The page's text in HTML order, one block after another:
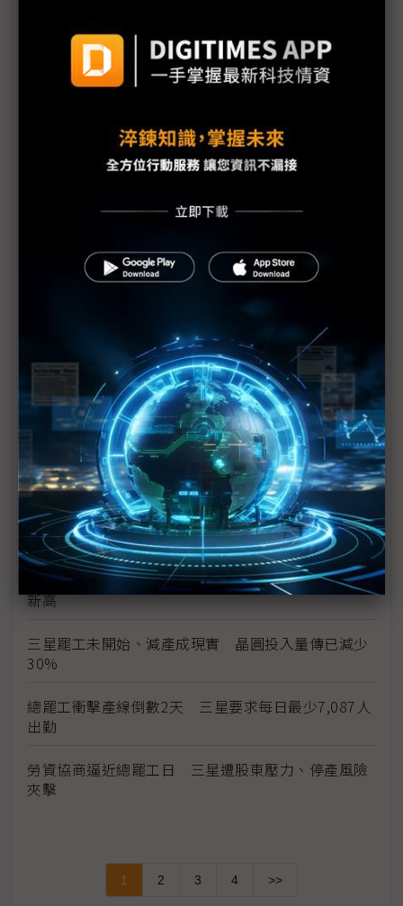
評析：三星罷工危機解除後 高額獎金未能撫平深層
【漫圖秒懂】高分紅還是拚擴產？ 三星、SK海力士
三星工會醞釀「總罷工」反覆拉扯 DRAM、NAND
三星史上頭一遭補償方案協議 半導體員工年終分紅
上看6億韓元
三星勞資僵局最後一刻驚險達成協議 總罷工暫緩執
三星總罷工危機 南韓勞動部長親自出面調解
勞資談判破局 三星工會5月21日展開總罷工
獎金釀罷工前夕 三星1Q26薪資出爐、年增25%創
新高
三星罷工未開始、減產成現實 晶圓投入量傳已減少
30%
總罷工衝擊產線倒數2天 三星要求每日最少7,087人
出勤
勞資協商逼近總罷工日 三星遭股東壓力、停產風險
夾擊
1 2 3 4 >>